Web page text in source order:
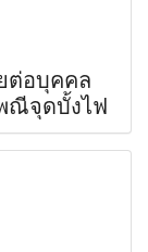
ต่อบุคคล
ณีจุดบั้งไฟ